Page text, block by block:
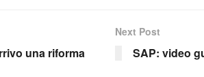
una riforma
Next Post
SAP: video